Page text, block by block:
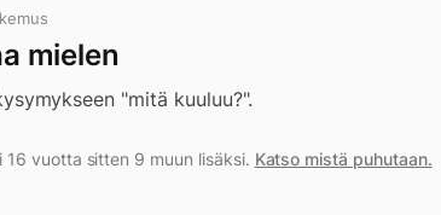
mielen
"mitä kuuluu?".
16 vuotta sitten 9 muun lisäksi. Katso mistä puhutaan.